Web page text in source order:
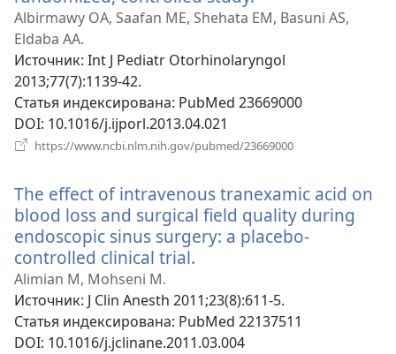
в
окне)
Albirmawy OA, Saafan ME, Shehata EM, Basuni AS,
Eldaba AA.
Источник‎: Int J Pediatr Otorhinolaryngol
2013;77(7):1139-42.
Статья индексирована‎: PubMed 23669000
DOI‎: 10.1016/j.ijporl.2013.04.021
https://www.ncbi.nlm.nih.gov/pubmed/23669000
окне)
The effect of intravenous tranexamic acid on
blood loss and surgical field quality during
endoscopic sinus surgery: a placebo-
controlled clinical trial.
новом
окне)
Alimian M, Mohseni M.
Источник‎: J Clin Anesth 2011;23(8):611-5.
Статья индексирована‎: PubMed 22137511
DOI‎: 10.1016/j.jclinane.2011.03.004